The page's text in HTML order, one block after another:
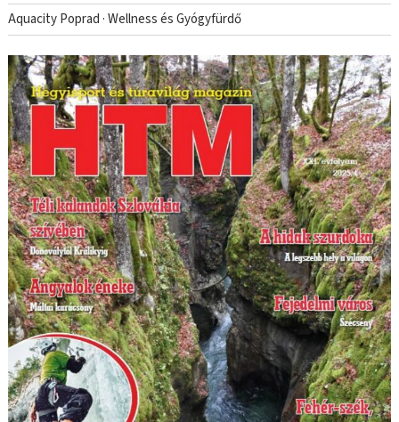
Aquacity Poprad · Wellness és Gyógyfürdő